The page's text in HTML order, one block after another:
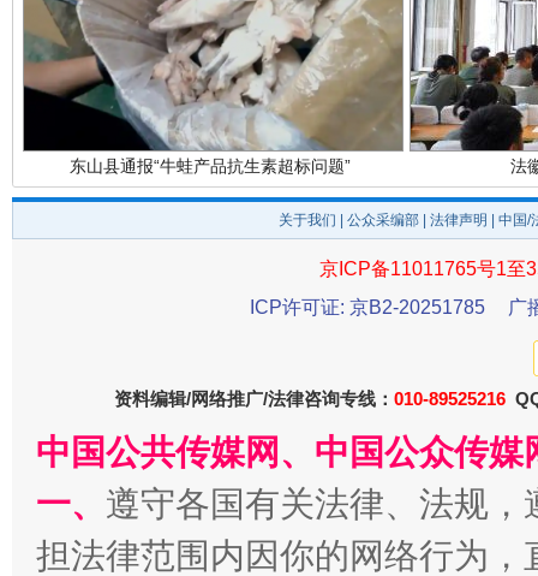
东山县通报“牛蛙产品抗生素超标问题” 法
千年窑火 生生不息 一
关于我们 公众采编部 法律声明 | 中国
京ICP备11011765号1至
ICP许可证: 京B2-20251785
广
资料编辑/网络推广/法律咨询专线： 010-89525216
中国公共传媒网、中国公众传
一、 遵守各国有关法律、法规
担法律范围内因你的网络行为